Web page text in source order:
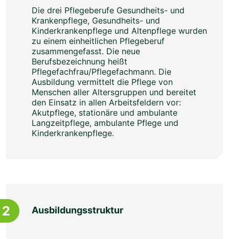
Die drei Pflegeberufe Gesundheits- und
Krankenpflege, Gesundheits- und
Kinderkrankenpflege und Altenpflege wurden
zu einem einheitlichen Pflegeberuf
zusammengefasst. Die neue
Berufsbezeichnung heißt
Pflegefachfrau/Pflegefachmann. Die
Ausbildung vermittelt die Pflege von
Menschen aller Altersgruppen und bereitet
den Einsatz in allen Arbeitsfeldern vor:
Akutpflege, stationäre und ambulante
Langzeitpflege, ambulante Pflege und
Kinderkrankenpflege.
2 Ausbildungsstruktur